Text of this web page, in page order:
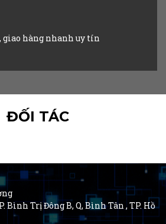
giao hàng nhanh uy tín
ĐỐI TÁC
Bình Trị Đông B, Q, Bình Tân , TP. Hồ